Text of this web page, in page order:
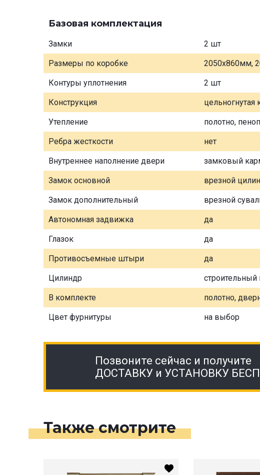
Базовая комплектация
Замки 2 шт
Размеры по коробке 2050х860мм,
Контуры уплотнения 2 шт
Конструкция цельногнутая
Утепление полотно,
Ребра жесткости нет
Внутреннее наполнение двери замковый
Замок основной врезной
Замок дополнительный врезной
Автономная задвижка да
Глазок да
Противосъемные штыри да
Цилиндр
В комплекте полотно,
Цвет фурнитуры на выбор
Позвоните сейчас и получите
ДОСТАВКУ и УСТАНОВКУ
Также смотрите